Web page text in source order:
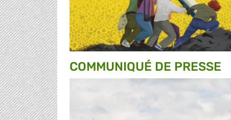
COMMUNIQUÉ DE PRESSE